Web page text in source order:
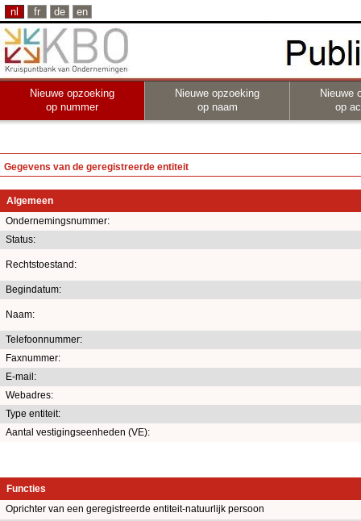
nl fr de en
Nieuwe opzoeking
op nummer
Nieuwe opzoeking
op naam
Nieuwe
op
Gegevens van de geregistreerde entiteit
Algemeen
Ondernemingsnummer:
Status:
Rechtstoestand:
Begindatum:
Naam:
Telefoonnummer:
Faxnummer:
E-mail:
Webadres:
Type entiteit:
Aantal vestigingseenheden (VE):
Functies
Oprichter van een geregistreerde entiteit-natuurlijk persoon